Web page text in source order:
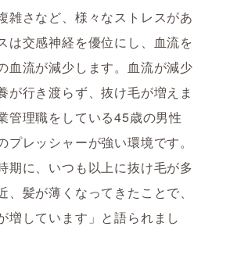
雑さなど、様々なストレスがあ
は交感神経を優位にし、血流を
血流が減少します。血流が減少
が行き渡らず、抜け毛が増えま
管理職をしている45歳の男性
プレッシャーが強い環境です。
期に、いつも以上に抜け毛が多
、髪が薄くなってきたことで、
増しています」と語られまし